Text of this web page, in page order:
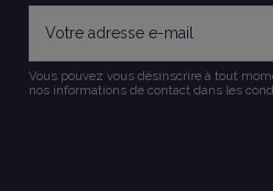
Vous pouvez vous désinscrire à tout
nos informations de contact dans les